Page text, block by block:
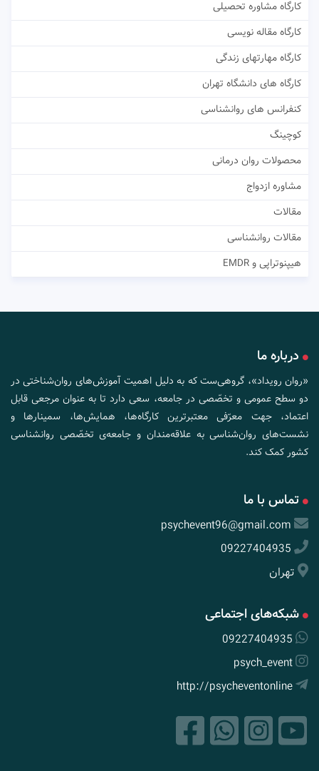
کارگاه مشاوره تحصیلی
کارگاه مقاله نویسی
کارگاه مهارتهای زندگی
کارگاه های دانشگاه تهران
کنفرانس های روانشناسی
کوچینگ
محصولات روان درمانی
مشاوره ازدواج
مقالات
مقالات روانشناسی
هیپنوتراپی و EMDR
درباره ما
«روان رویداد»، گروهی‌ست که به دلیل اهمیت آموزش‌های روان‌شناختی در
دو سطح عمومی و تخصّصی در جامعه، سعی دارد تا به عنوان مرجعی قابل
اعتماد، جهت معرّفی معتبرترین کارگاه‌ها، همایش‌ها، سمینارها و
نشست‌های روان‌شناسی به علاقه‌مندان و جامعه‌ی تخصّصی روانشناسی
کشور کمک کند.
تماس با ما
psychevent96@gmail.com
09227404935
تهران
شبکه‌های اجتماعی
09227404935
psych_event
http://psycheventonline